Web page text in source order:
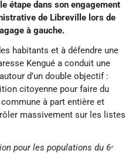
étape dans son engagement
de Libreville lors de
à gauche.
habitants et à défendre une
Kengué a conduit une
d’un double objectif :
citoyenne pour faire du
à part entière et
massivement sur les listes
pour les populations du 6ᵉ